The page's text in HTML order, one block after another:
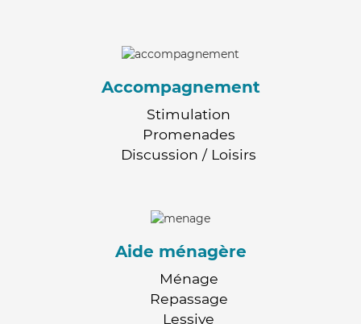
Accompagnement
Stimulation
Promenades
Discussion / Loisirs
Aide ménagère
Ménage
Repassage
Lessive